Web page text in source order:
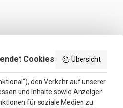
Cookies Übersicht
den Verkehr auf unserer
und Inhalte sowie Anzeigen
für soziale Medien zu